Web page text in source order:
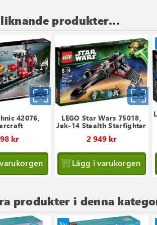
produkter...
Snabbvy
42076,
kr
LEGO Star Wars 75018,
Jek-14 Stealth Starfighter
2 949 kr
Lägg i varukorgen
produkter i denna